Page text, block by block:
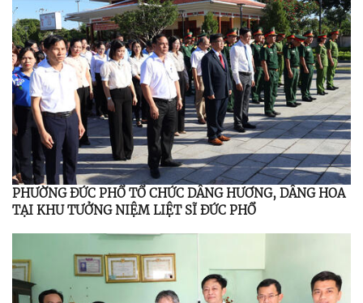
PHƯỜNG ĐỨC PHỔ TỔ CHỨC DÂNG HƯƠNG, DÂNG HOA
TẠI KHU TƯỞNG NIỆM LIỆT SĨ ĐỨC PHỔ